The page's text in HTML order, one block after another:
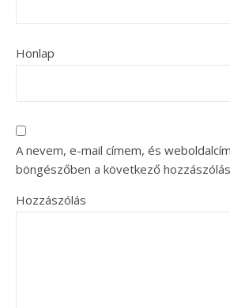
Honlap
A nevem, e-mail címem, és
böngészőben a következő
Hozzászólás